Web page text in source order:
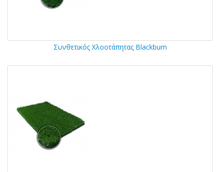
Συνθετικός Χλοοτάπητας Blackburn